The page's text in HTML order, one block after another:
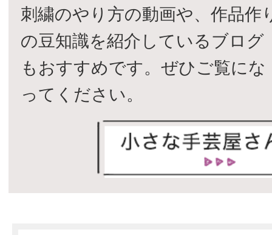
刺繍のやり方の動画や、作品作
の豆知識を紹介しているブログ
もおすすめです。ぜひご覧にな
ってください。